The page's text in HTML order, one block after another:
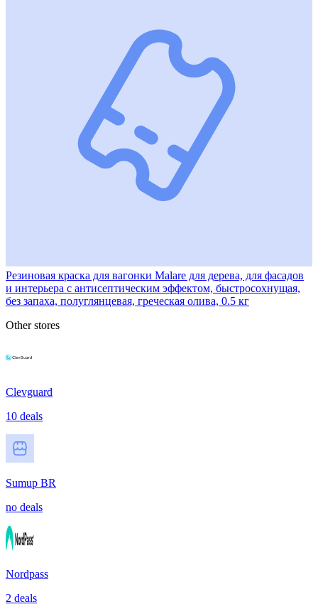
Резиновая краска для вагонки Malare для дерева, для фасадов
и интерьера с антисептическим эффектом, быстросохнущая,
без запаха, полуглянцевая, греческая олива, 0.5 кг
Other stores
Clevguard
10 deals
Sumup BR
no deals
Nordpass
2 deals